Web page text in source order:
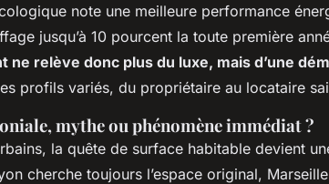
note une meilleure performance
jusqu’à 10 pourcent la toute première
relève donc plus du luxe, mais d’une
profils variés, du propriétaire au locataire
mythe ou phénomène immédiat ?
la quête de surface habitable devient
cherche toujours l’espace original,